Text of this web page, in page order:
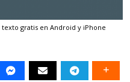
texto gratis en Android y iPhone